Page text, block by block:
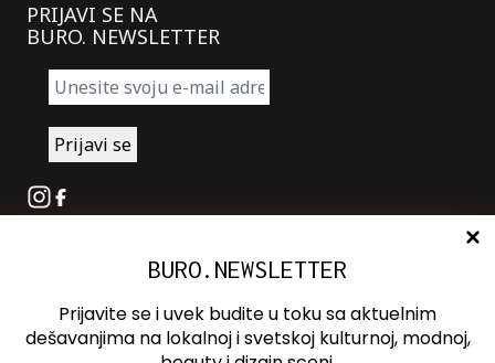
PRIJAVI SE NA
BURO. NEWSLETTER
Instagram
Facebook
Oglašavanje
Kontakt
BURO.NEWSLETTER
Prijavite se i uvek budite u toku sa aktuelnim
dešavanjima na lokalnoj i svetskoj kulturnoj, modnoj,